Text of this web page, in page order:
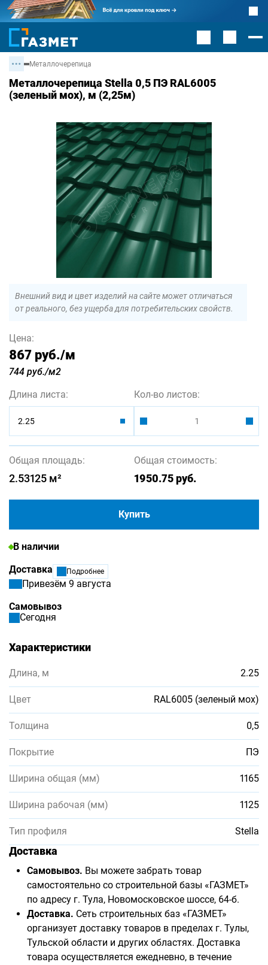
Металлочерепица
Металлочерепица Stella 0,5 ПЭ RAL6005
(зеленый мох), м (2,25м)
Внешний вид и цвет изделий на сайте может отличаться
от реального, без ущерба для потребительских свойств.
Цена:
867 руб./м
744 руб./м2
Длина листа:
2.25
Кол-во листов:
Общая площадь:
2.53125 м²
Общая стоимость:
1950.75руб.
Купить
В наличии
Доставка
Подробнее
Привезём 9 августа
Самовывоз
Сегодня
Характеристики
Длина, м 2.25
Цвет RAL6005 (зеленый мох)
Толщина 0,5
Покрытие ПЭ
Ширина общая (мм) 1165
Ширина рабочая (мм) 1125
Тип профиля Stella
Доставка
Самовывоз. Вы можете забрать товар
самостоятельно со строительной базы «ГАЗМЕТ»
по адресу г. Тула, Новомосковское шоссе, 64-б.
Доставка. Сеть строительных баз «ГАЗМЕТ»
организует доставку товаров в пределах г. Тулы,
Тульской области и других областях. Доставка
товара осуществляется ежедневно, в течение